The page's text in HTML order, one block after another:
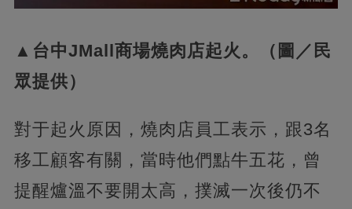
▲台中JMall商場燒肉店起火。（圖／民
眾提供）
對于起火原因，燒肉店員工表示，跟3名
移工顧客有關，當時他們點牛五花，曾
提醒爐溫不要開太高，撲滅一次後仍不